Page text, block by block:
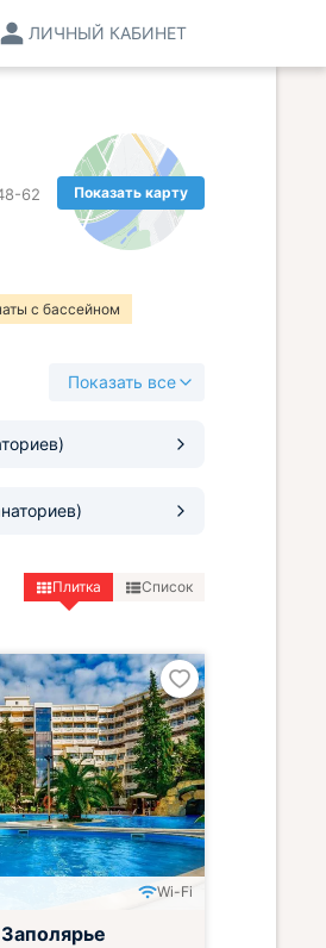
ЛИЧНЫЙ КАБИНЕТ
Показать карту
62
с бассейном
Показать все
Плитка Список
обед и ужин
Wi-Fi